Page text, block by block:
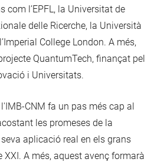
com l’EPFL, la Universitat de
delle Ricerche, la Università
College London. A més,
QuantumTech, finançat pel
i Universitats.
CNM fa un pas més cap al
les promeses de la
aplicació real en els grans
A més, aquest avenç formarà